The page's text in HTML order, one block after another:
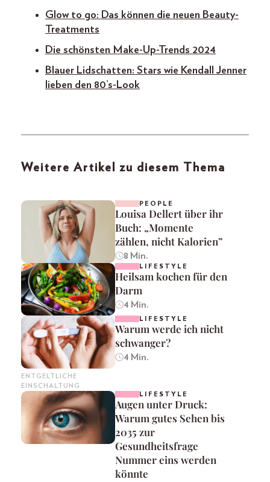
Glow to go: Das können die neuen Beauty-
Treatments
Die schönsten Make-Up-Trends 2024
Blauer Lidschatten: Stars wie Kendall Jenner
lieben den 80’s-Look
Weitere Artikel zu diesem Thema
PEOPLE
Louisa Dellert über ihr
Buch: „Momente
zählen, nicht Kalorien”
8 Min.
LIFESTYLE
Heilsam kochen für den
Darm
4 Min.
ENTGELTLICHE
EINSCHALTUNG
LIFESTYLE
Warum werde ich nicht
schwanger?
4 Min.
LIFESTYLE
Augen unter Druck:
Warum gutes Sehen bis
2035 zur
Gesundheitsfrage
Nummer eins werden
könnte